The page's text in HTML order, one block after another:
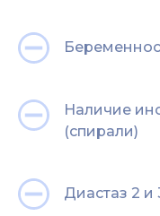
Наличие
(спирали)
Диастаз 2 и